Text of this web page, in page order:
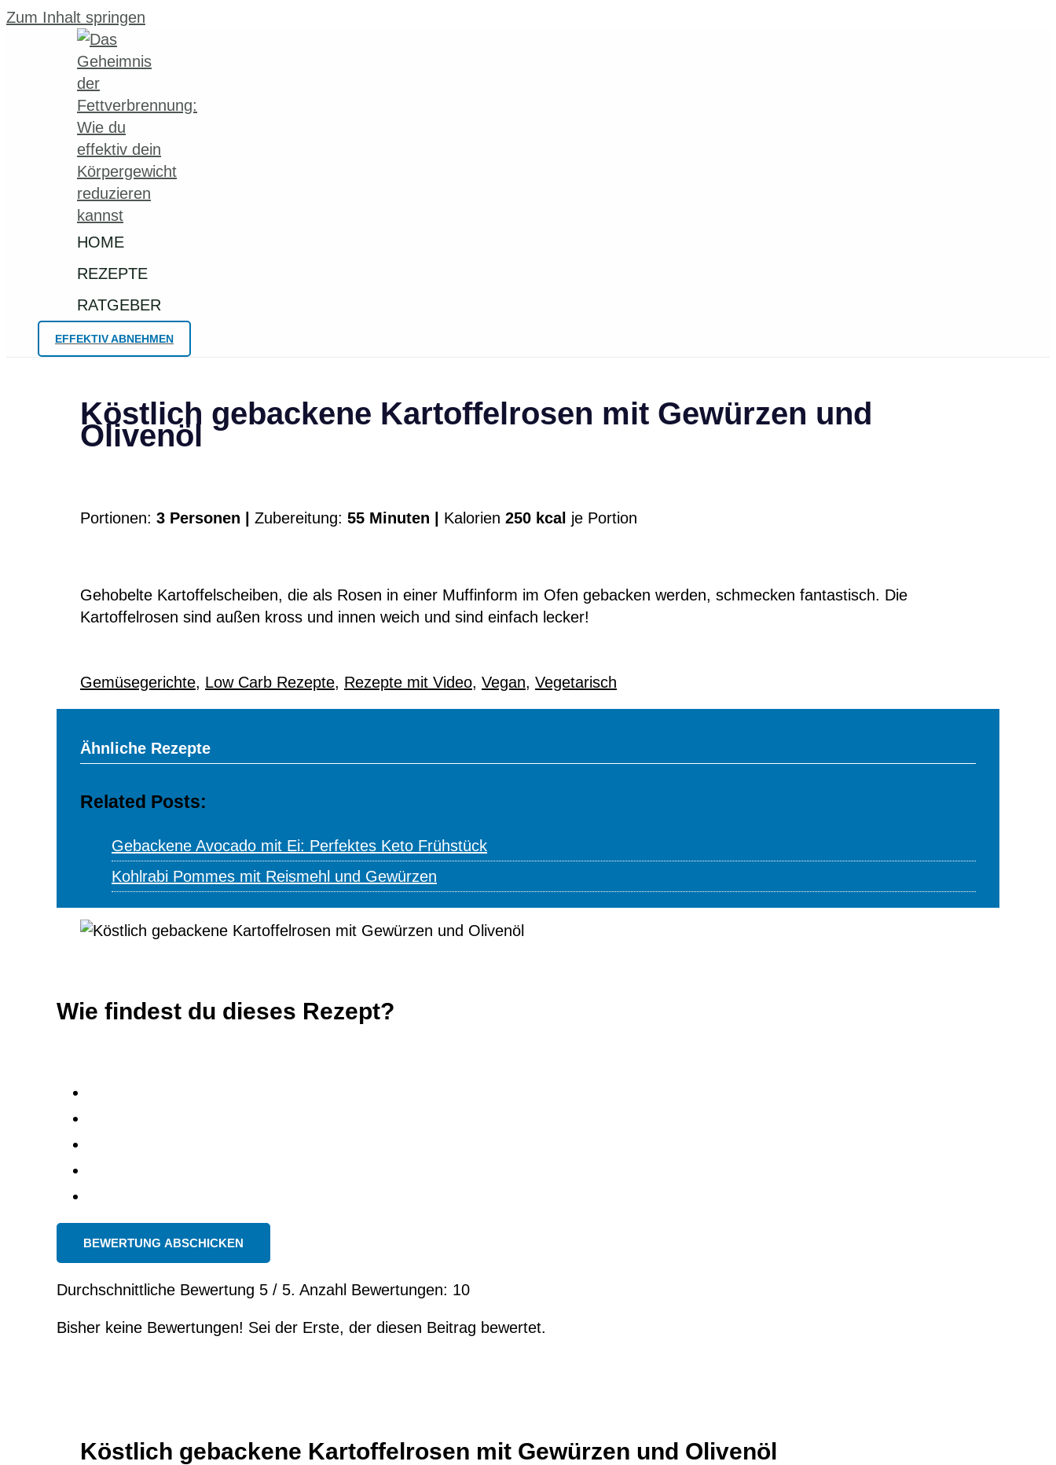
Zum Inhalt springen
HOME
REZEPTE
RATGEBER
EFFEKTIV ABNEHMEN
Köstlich gebackene Kartoffelrosen mit Gewürzen und
Olivenöl
Portionen: 3 Personen | Zubereitung: 55 Minuten | Kalorien 250 kcal je Portion
Gehobelte Kartoffelscheiben, die als Rosen in einer Muffinform im Ofen gebacken werden, schmecken fantastisch. Die
Kartoffelrosen sind außen kross und innen weich und sind einfach lecker!
Gemüsegerichte, Low Carb Rezepte, Rezepte mit Video, Vegan, Vegetarisch
Ähnliche Rezepte
Related Posts:
Gebackene Avocado mit Ei: Perfektes Keto Frühstück
Kohlrabi Pommes mit Reismehl und Gewürzen
Wie findest du dieses Rezept?
BEWERTUNG ABSCHICKEN
Durchschnittliche Bewertung 5 / 5. Anzahl Bewertungen: 10
Bisher keine Bewertungen! Sei der Erste, der diesen Beitrag bewertet.
Köstlich gebackene Kartoffelrosen mit Gewürzen und Olivenöl